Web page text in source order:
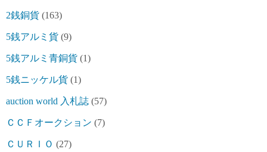
2銭銅貨 (163)
5銭アルミ貨 (9)
5銭アルミ青銅貨 (1)
5銭ニッケル貨 (1)
auction world 入札誌 (57)
ＣＣＦオークション (7)
ＣＵＲＩＯ (27)